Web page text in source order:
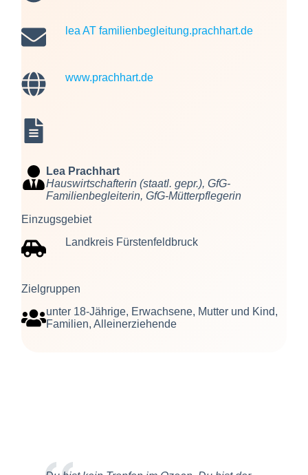
lea AT familienbegleitung.prachhart.de
www.prachhart.de
Lea Prachhart
Hauswirtschafterin (staatl. gepr.), GfG-
Familienbegleiterin, GfG-Mütterpflegerin
Einzugsgebiet
Landkreis Fürstenfeldbruck
Zielgruppen
unter 18-Jährige, Erwachsene, Mutter und Kind,
Familien, Alleinerziehende